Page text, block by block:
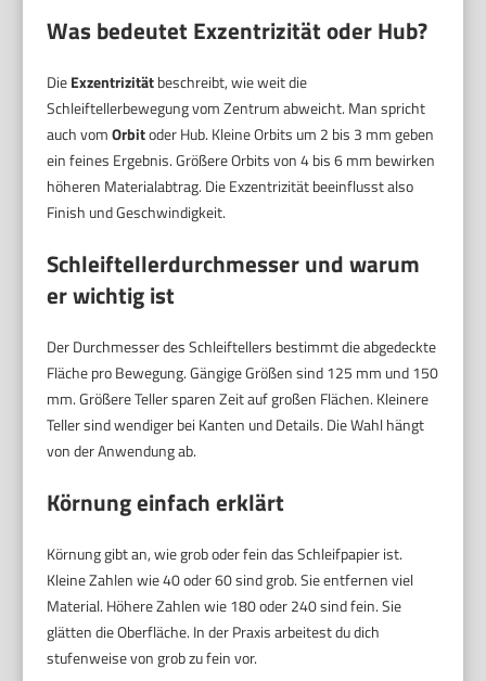
Was bedeutet Exzentrizität oder Hub?
DieExzentrizitätbeschreibt, wie weit die
Schleiftellerbewegung vom Zentrum abweicht. Man spricht
auch vomOrbitoder Hub. Kleine Orbits um 2 bis 3 mm geben
ein feines Ergebnis. Größere Orbits von 4 bis 6 mm bewirken
höheren Materialabtrag. Die Exzentrizität beeinflusst also
Finish und Geschwindigkeit.
Schleiftellerdurchmesser und warum
er wichtig ist
Der Durchmesser des Schleiftellers bestimmt die abgedeckte
Fläche pro Bewegung. Gängige Größen sind 125 mm und 150
mm. Größere Teller sparen Zeit auf großen Flächen. Kleinere
Teller sind wendiger bei Kanten und Details. Die Wahl hängt
von der Anwendung ab.
Körnung einfach erklärt
Körnung gibt an, wie grob oder fein das Schleifpapier ist.
Kleine Zahlen wie 40 oder 60 sind grob. Sie entfernen viel
Material. Höhere Zahlen wie 180 oder 240 sind fein. Sie
glätten die Oberfläche. In der Praxis arbeitest du dich
stufenweise von grob zu fein vor.